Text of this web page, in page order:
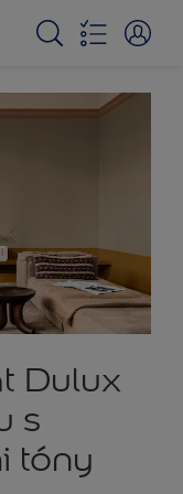
Dulux
s
tóny